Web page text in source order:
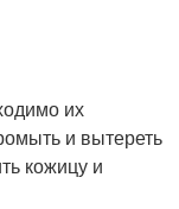
их
и вытереть
кожицу и